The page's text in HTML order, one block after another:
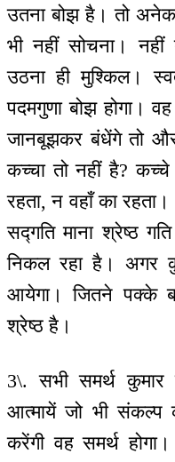
उतना बोझ है। तो
भी नहीं सोचना।
उठना ही मुश्किल।
पदमगुणा बोझ होगा।
जानबूझकर बंधेंगे तो और
कच्चा तो नहीं है? कच्चे
रहता, न वहाँ का
सद्गति माना श्रेष्ठ
निकल रहा है। अगर
आयेगा। जितने पक्के
श्रेष्ठ है।
3\. सभी समर्थ कुमार
आत्मायें जो भी संकल्प
करेंगी वह समर्थ